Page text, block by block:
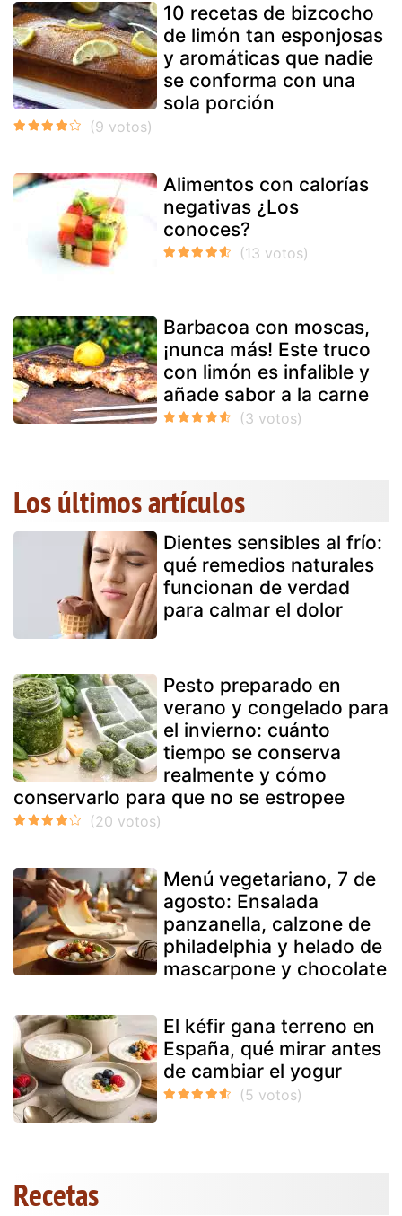
10 recetas de bizcocho
de limón tan esponjosas
y aromáticas que nadie
se conforma con una
sola porción
Alimentos con calorías
negativas ¿Los
conoces?
Barbacoa con moscas,
¡nunca más! Este truco
con limón es infalible y
añade sabor a la carne
Los últimos artículos
Dientes sensibles al frío:
qué remedios naturales
funcionan de verdad
para calmar el dolor
Pesto preparado en
verano y congelado para
el invierno: cuánto
tiempo se conserva
realmente y cómo
conservarlo para que no se estropee
Menú vegetariano, 7 de
agosto: Ensalada
panzanella, calzone de
philadelphia y helado de
mascarpone y chocolate
El kéfir gana terreno en
España, qué mirar antes
de cambiar el yogur
Recetas